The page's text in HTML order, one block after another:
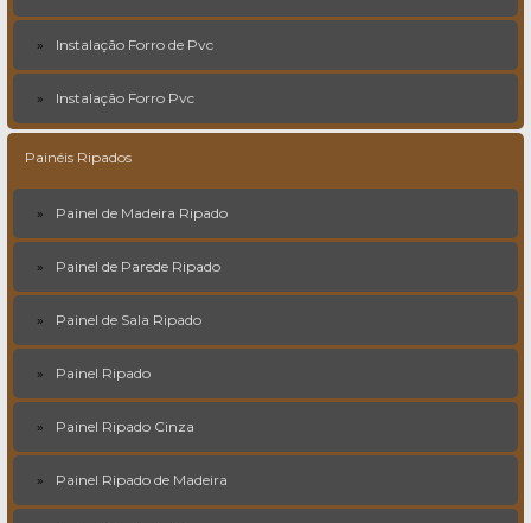
Instalação Forro de Pvc
Instalação Forro Pvc
Painéis Ripados
Painel de Madeira Ripado
Painel de Parede Ripado
Painel de Sala Ripado
Painel Ripado
Painel Ripado Cinza
Painel Ripado de Madeira